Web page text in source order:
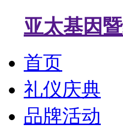
亚太基因
首页
礼仪庆典
品牌活动